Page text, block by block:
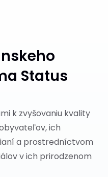
Status
k zvyšovaniu kvality
ich
a prostredníctvom
v ich prirodzenom